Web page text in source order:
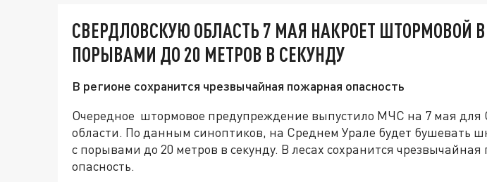
СВЕРДЛОВСКУЮ ОБЛАСТЬ 7 МАЯ НАКРОЕТ ШТОРМОВОЙ
ПОРЫВАМИ ДО 20 МЕТРОВ В СЕКУНДУ
В регионе сохранится чрезвычайная пожарная опасность
Очередное штормовое предупреждение выпустило МЧС на 7 мая для
области. По данным синоптиков, на Среднем Урале будет бушевать
с порывами до 20 метров в секунду. В лесах сохранится
опасность.